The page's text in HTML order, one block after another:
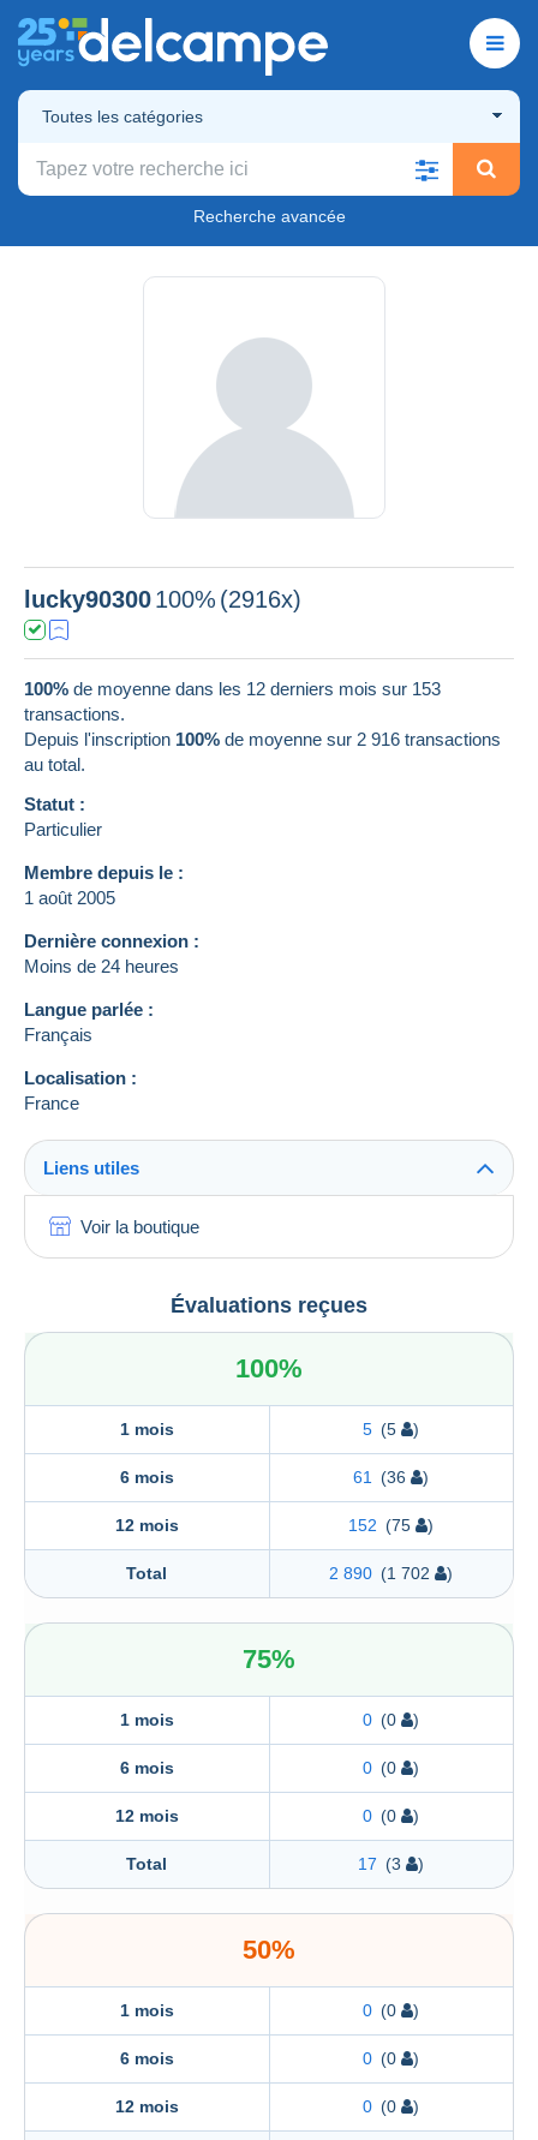
Toutes les catégories
Recherche avancée
lucky90300100% (2916x)
100% de moyenne dans les 12 derniers mois sur 153
transactions.
Depuis l'inscription 100% de moyenne sur 2 916 transactions
au total.
Statut :
Particulier
Membre depuis le :
1 août 2005
Dernière connexion :
Moins de 24 heures
Langue parlée :
Français
Localisation :
France
Liens utiles
Voir la boutique
Évaluations reçues
100%
1 mois 5 (5 )
6 mois 61 (36 )
12 mois 152 (75 )
Total 2 890 (1 702 )
75%
1 mois 0 (0 )
6 mois 0 (0 )
12 mois 0 (0 )
Total 17 (3 )
50%
1 mois 0 (0 )
6 mois 0 (0 )
12 mois 0 (0 )